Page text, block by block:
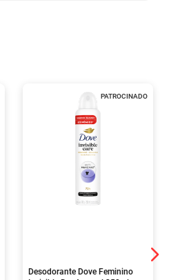
PATROCINADO
Desodorante Dove Feminino